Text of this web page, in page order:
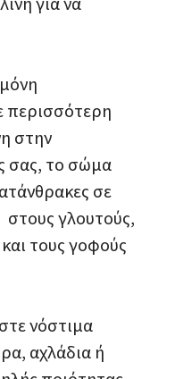
περισσότερη
στην
σας, το σώμα
σε
στους γλουτούς,
τους γοφούς
νόστιμα
αχλάδια ή